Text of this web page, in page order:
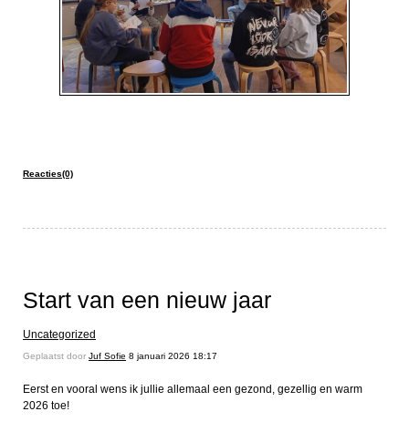
Reacties(0)
Start van een nieuw jaar
Uncategorized
Geplaatst door Juf Sofie 8 januari 2026 18:17
Eerst en vooral wens ik jullie allemaal een gezond, gezellig en warm
2026 toe!